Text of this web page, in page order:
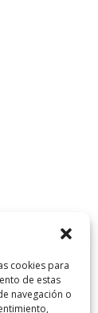
cookies para
de estas
navegación o